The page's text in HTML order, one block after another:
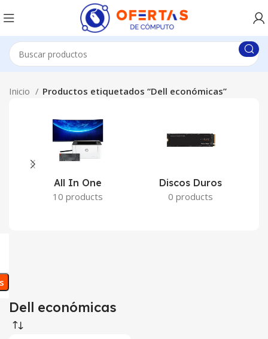
Inicio Productos etiquetados “Dell económicas”
All In One
10 products
Discos Duros
0 products
Dell económicas